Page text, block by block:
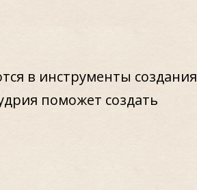
в инструменты создания
поможет создать